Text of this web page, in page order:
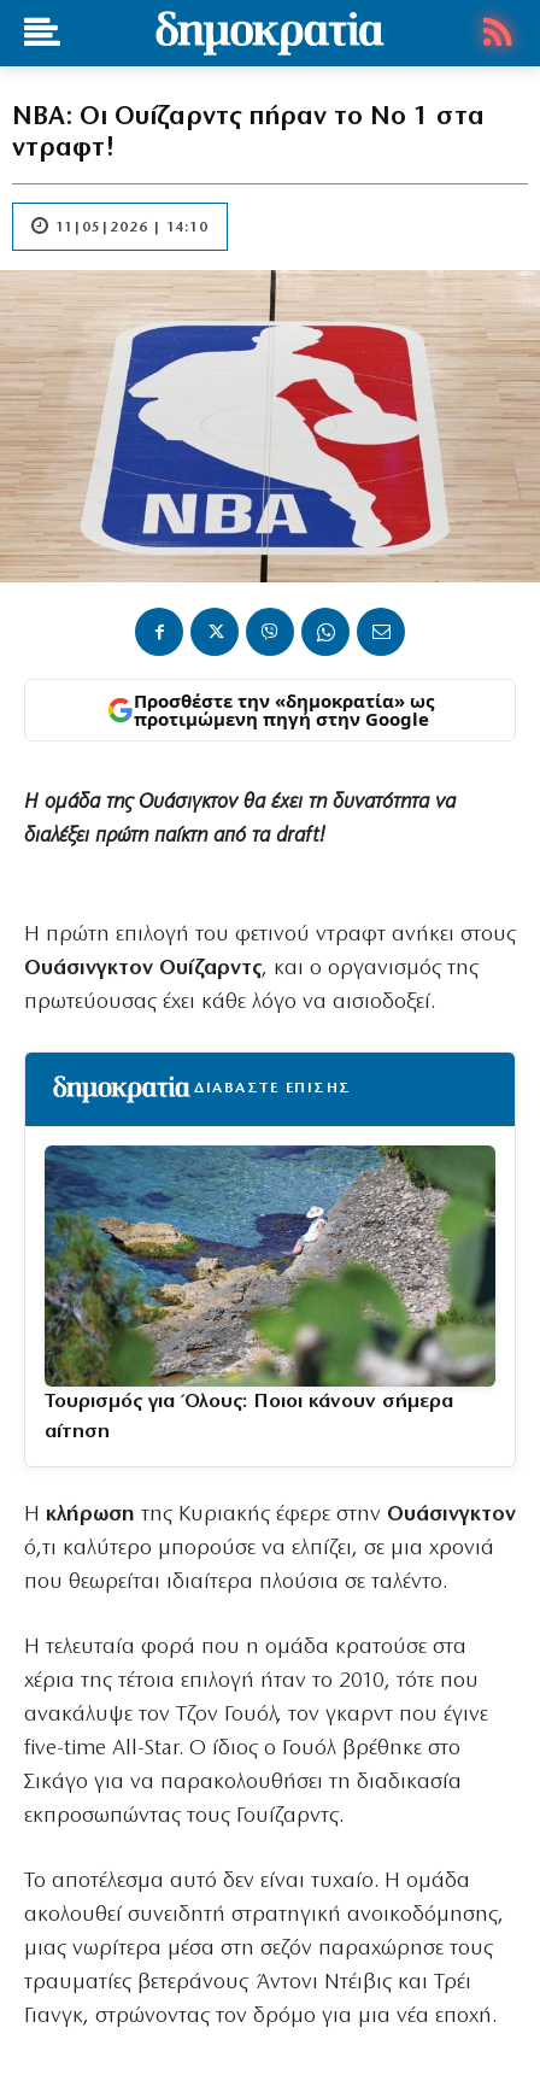
NBA: Οι Ουίζαρντς πήραν το Νο 1 στα
ντραφτ!
11|05|2026 | 14:10
Προσθέστε την «δημοκρατία» ως
προτιμώμενη πηγή στην Google
Η ομάδα της Ουάσιγκτον θα έχει τη δυνατότητα να
διαλέξει πρώτη παίκτη από τα draft!
Η πρώτη επιλογή του φετινού ντραφτ ανήκει στους
Ουάσινγκτον Ουίζαρντς, και ο οργανισμός της
πρωτεύουσας έχει κάθε λόγο να αισιοδοξεί.
ΔΙΑΒΑΣΤΕ ΕΠΙΣΗΣ
Τουρισμός για Όλους: Ποιοι κάνουν σήμερα
αίτηση
Η κλήρωση της Κυριακής έφερε στην Ουάσινγκτον
ό,τι καλύτερο μπορούσε να ελπίζει, σε μια χρονιά
που θεωρείται ιδιαίτερα πλούσια σε ταλέντο.
Η τελευταία φορά που η ομάδα κρατούσε στα
χέρια της τέτοια επιλογή ήταν το 2010, τότε που
ανακάλυψε τον Τζον Γουόλ, τον γκαρντ που έγινε
five-time All-Star. Ο ίδιος ο Γουόλ βρέθηκε στο
Σικάγο για να παρακολουθήσει τη διαδικασία
εκπροσωπώντας τους Γουίζαρντς.
Το αποτέλεσμα αυτό δεν είναι τυχαίο. Η ομάδα
ακολουθεί συνειδητή στρατηγική ανοικοδόμησης,
μιας νωρίτερα μέσα στη σεζόν παραχώρησε τους
τραυματίες βετεράνους Άντονι Ντέιβις και Τρέι
Γιανγκ, στρώνοντας τον δρόμο για μια νέα εποχή.